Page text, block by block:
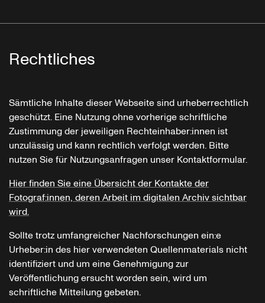
Rechtliches
Sämtliche Inhalte dieser Webseite sind urheberrechtlich
geschützt. Eine Nutzung ohne vorherige schriftliche
Zustimmung der jeweiligen Rechteinhaber:innen ist
unzulässig und kann rechtlich verfolgt werden. Bitte
nutzen Sie für Nutzungsanfragen unser Kontaktformular.
Hier finden Sie eine Übersicht der Kontakte der
Fotograf:innen, deren Arbeit im digitalen Archiv sichtbar
wird.
Sollte trotz umfangreicher Nachforschungen ein:e
Urheber:in des hier verwendeten Quellenmaterials nicht
identifiziert und um eine Genehmigung zur
Veröffentlichung ersucht worden sein, wird um
schriftliche Mitteilung gebeten.